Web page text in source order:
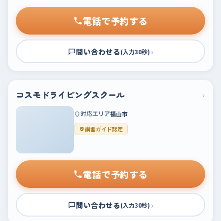
電話で予約する
問い合わせる(入力30秒) ›
コスモドライビングスクール ›
対応エリア福山市
講習ガイド認定
電話で予約する
問い合わせる(入力30秒) ›